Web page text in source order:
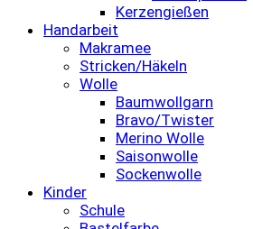
Kerzengießen
Handarbeit
Makramee
Stricken/Häkeln
Wolle
Baumwollgarn
Bravo/Twister
Merino Wolle
Saisonwolle
Sockenwolle
Kinder
Schule